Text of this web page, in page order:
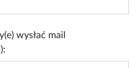
wysłać mail